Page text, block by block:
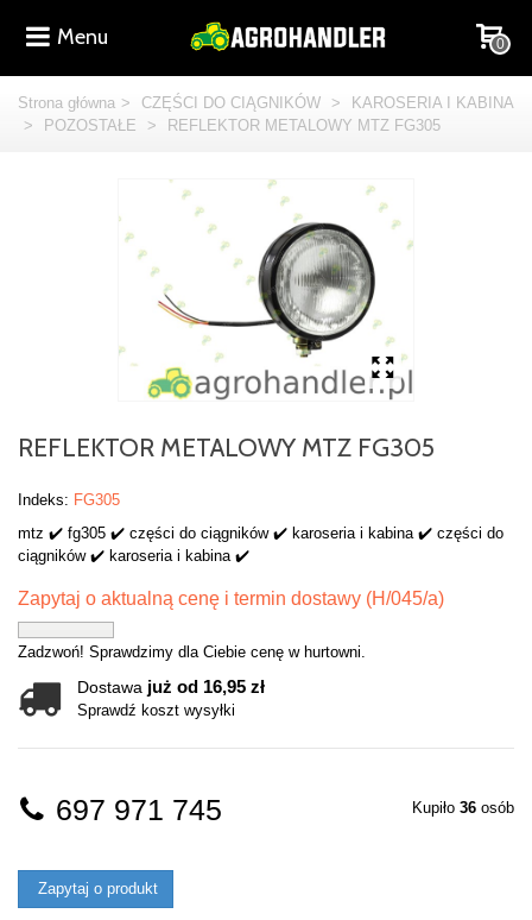
Menu 0
Strona główna > CZĘŚCI DO CIĄGNIKÓW >
KAROSERIA I KABINA
>
POZOSTAŁE > REFLEKTOR METALOWY MTZ FG305
REFLEKTOR METALOWY MTZ FG305
Indeks: FG305
mtz ✔️ fg305 ✔️ części do ciągników ✔️ karoseria i kabina ✔️ części do
ciągników ✔️ karoseria i kabina ✔️
Zapytaj o aktualną cenę i termin dostawy (H/045/a)
Zadzwoń! Sprawdzimy dla Ciebie cenę w hurtowni.
Dostawa już od 16,95 zł
Sprawdź koszt wysyłki
Kupiło 36 osób
697 971 745
Zapytaj o produkt